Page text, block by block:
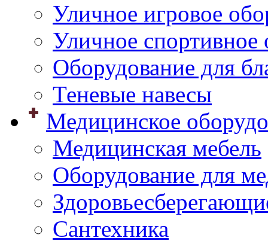
Уличное игровое
Уличное спортивное
Оборудование для
Теневые навесы
Медицинское
Медицинская мебель
Оборудование для
Сантехника